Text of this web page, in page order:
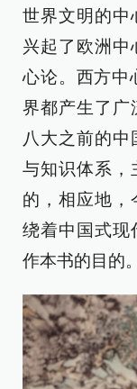
世界文明的中
兴起了欧洲中
心论。西方中
界都产生了广
八大之前的中
与知识体系，
的，相应地，
绕着中国式现
作本书的目的。